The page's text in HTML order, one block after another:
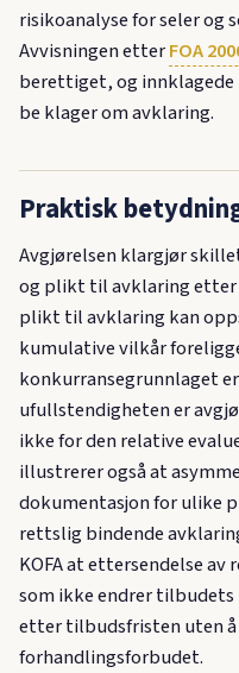
risikoanalyse for seler og
Avvisningen etterFOA
berettiget, og
be klager om avklaring.
Praktisk
Avgjørelsen klargjør
og plikt til avklaring etter
plikt til avklaring kan
kumulative vilkår
konkurransegrunnlaget
ufullstendigheten er
ikke for den relative
illustrerer også at
dokumentasjon for ulike
rettslig bindende
KOFA at ettersendelse
som ikke endrer
etter tilbudsfristen uten
forhandlingsforbudet.